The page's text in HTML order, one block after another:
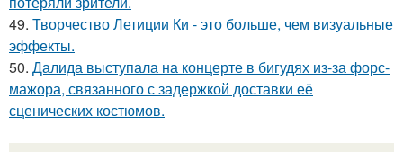
49. Творчество Летиции Ки - это больше, чем визуальные
эффекты.
50. Далида выступала на концерте в бигудях из-за форс-
мажора, связанного с задержкой доставки её
сценических костюмов.